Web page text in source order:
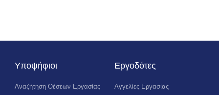
Υποψήφιοι
Αναζήτηση Θέσεων Εργασίας
Εργοδότες
Αγγελίες Εργασίας